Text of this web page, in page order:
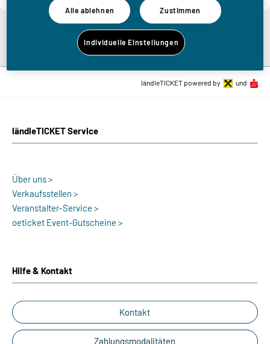
Zurück zur Eventliste
ländleTICKET Service
Über uns >
Verkaufsstellen >
Veranstalter-Service >
oeticket Event-Gutscheine >
Hilfe & Kontakt
Kontakt
Zahlungsmodalitäten
ländleTICKET powered by und
Alle ablehnen Zustimmen
Individuelle Einstellungen